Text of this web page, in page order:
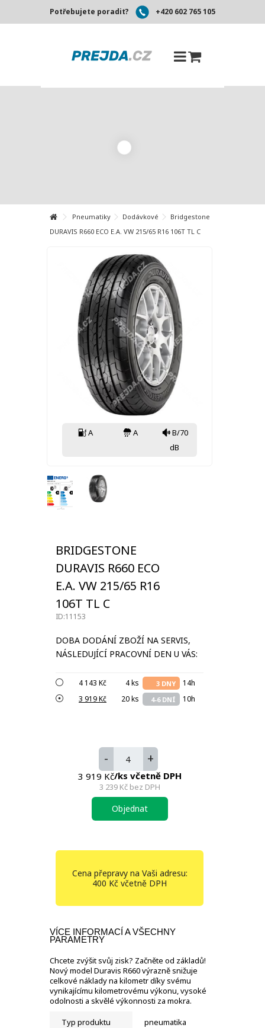
Potřebujete poradit? +420 602 765 105
Pneumatiky Dodávkové
Bridgestone
DURAVIS R660 ECO E.A. VW 215/65 R16 106T TL C
A A
B/70
dB
BRIDGESTONE
DURAVIS R660 ECO
E.A. VW 215/65 R16
106T TL C
ID:11153
DOBA DODÁNÍ ZBOŽÍ NA SERVIS,
NÁSLEDUJÍCÍ PRACOVNÍ DEN U VÁS:
4 143 Kč 4 ks 3 DNY
14h
3 919 Kč
20 ks 4-6 DNÍ 10h
- +
3 919 Kč/ks včetně DPH
3 239 Kčbez DPH
Objednat
Cena přepravy na Vaši adresu:
400 Kč včetně DPH
VÍCE INFORMACÍ A VŠECHNY
PARAMETRY
Chcete zvýšit svůj zisk? Začněte od základů!
Nový model Duravis R660 výrazně snižuje
celkové náklady na kilometr díky svému
vynikajícímu kilometrovému výkonu, vysoké
odolnosti a skvělé výkonnosti za mokra.
Typ produktu
pneumatika